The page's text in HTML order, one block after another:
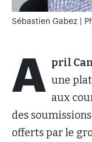
Sébastien Gabez |
A pril
une
aux
des
offerts par le